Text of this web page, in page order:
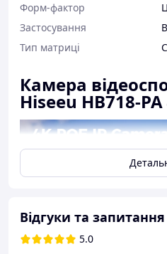
Форм-фактор
Застосування
Тип матриці
Камера
Hiseeu HB718-PA
Відгуки та запитання
5.0